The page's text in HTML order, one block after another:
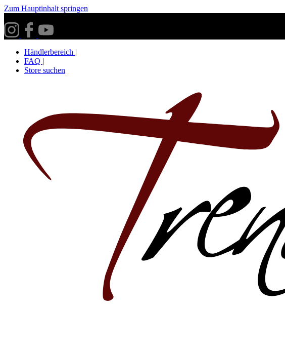
Zum Hauptinhalt springen
Händlerbereich |
FAQ |
Store suchen